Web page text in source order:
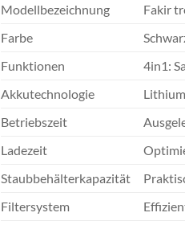
Modellbezeichnung
Fakir
Farbe
Funktionen
4in1:
Akkutechnologie
Betriebszeit
Ladezeit
Staubbehälterkapazität
Filtersystem